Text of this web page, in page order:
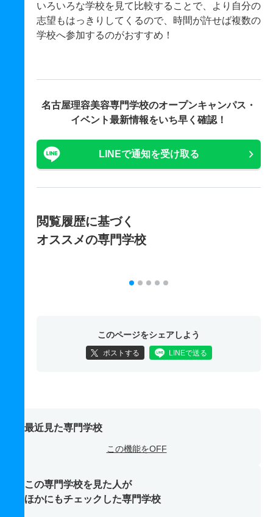
いろいろな学校を見て比較することで、より自分の
志望もはっきりしてくるので、時間が許せば複数の
学校へ参加するのがおすすめ！
名古屋理容美容専門学校のオープンキャンパス・
イベント最新情報をいち早く確認！
LINEで通知を受け取る
閲覧履歴に基づく
オススメの専門学校
このページをシェアしよう
ポストする LINEで送る
最近見た専門学校
この機能をOFF
この専門学校を見た人が
ほかにもチェックした専門学校